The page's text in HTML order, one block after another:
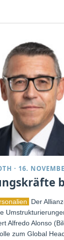
· 16.
Der
Alfredo Alonso
zum Global